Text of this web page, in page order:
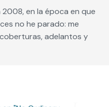
en la época en que
no he parado: me
adelantos y